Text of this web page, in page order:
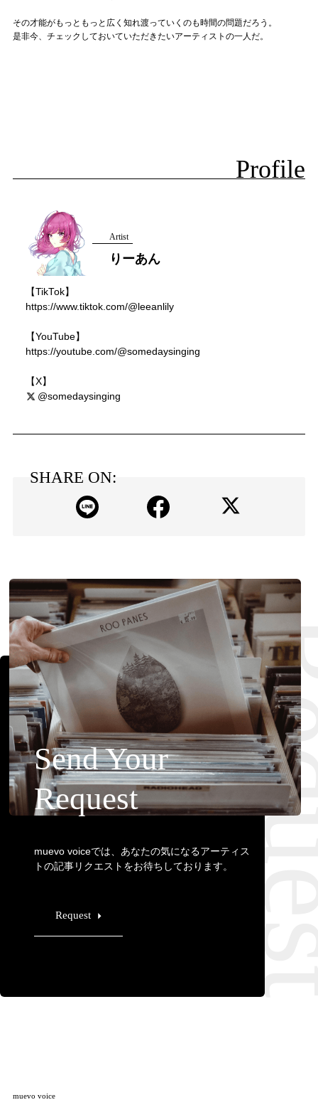
その才能がもっともっと広く知れ渡っていくのも時間の問題だろう。
是非今、チェックしておいていただきたいアーティストの一人だ。
Profile
Artist
りーあん
【TikTok】
https://www.tiktok.com/@leeanlily
【YouTube】
https://youtube.com/@somedaysinging
【X】
@somedaysinging
SHARE ON:
Send Your
Request
muevo voiceでは、あなたの気になるアーティス
トの記事リクエストをお待ちしております。
Request
muevo voice